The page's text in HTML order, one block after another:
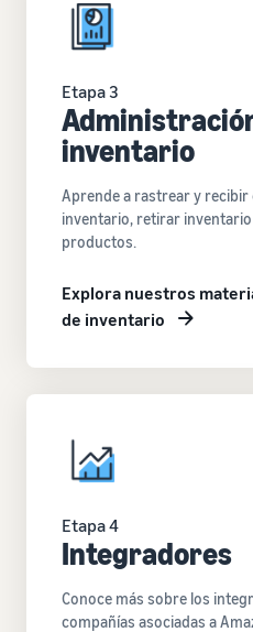
Etapa 3
inventario
Aprende a rastrear y
inventario, retirar
productos.
Explora nuestros
de inventario
Etapa 4
Integradores
Conoce más sobre los
compañías asociadas a